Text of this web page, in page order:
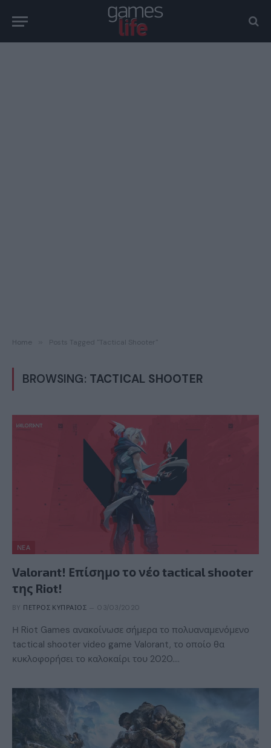
Home Posts Tagged "Tactical Shooter"
BROWSING: TACTICAL SHOOTER
ΝΈΑ
Valorant! Επίσημο το νέο tactical shooter
της Riot!
BY ΠΈΤΡΟΣ ΚΥΠΡΑΊΟΣ 03/03/2020
Η Riot Games ανακοίνωσε σήμερα το πολυαναμενόμενο
tactical shooter video game Valorant, το οποίο θα
κυκλοφορήσει το καλοκαίρι του 2020.…